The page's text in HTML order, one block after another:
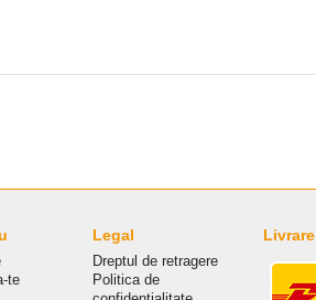
te
Legal
Dreptul de retragere
Politica de
Livrare